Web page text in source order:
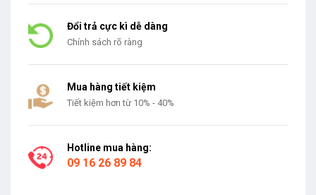
Đổi trả cực kì dễ dàng
Chính sách rõ ràng
Mua hàng tiết kiệm
Tiết kiệm hơn từ 10% - 40%
Hotline mua hàng:
09 16 26 89 84